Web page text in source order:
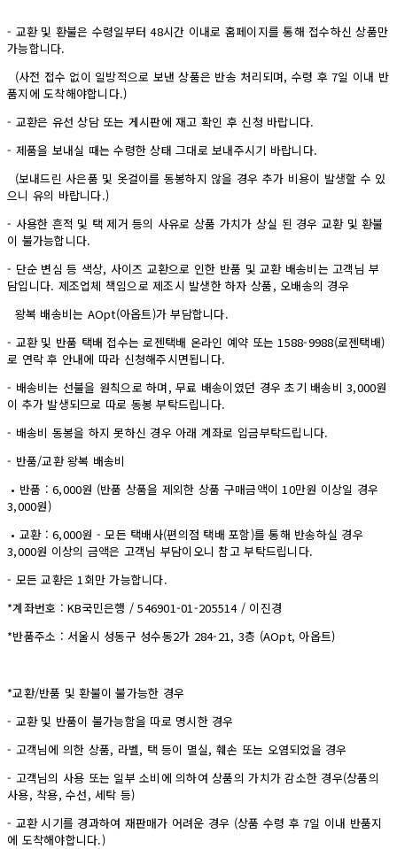
- 교환 및 환불은 수령일부터 48시간 이내로 홈페이지를 통해 접수하신 상품만
가능합니다.
(사전 접수 없이 일방적으로 보낸 상품은 반송 처리되며, 수령 후 7일 이내 반
품지에 도착해야합니다.)
- 교환은 유선 상담 또는 게시판에 재고 확인 후 신청 바랍니다.
- 제품을 보내실 때는 수령한 상태 그대로 보내주시기 바랍니다.
(보내드린 사은품 및 옷걸이를 동봉하지 않을 경우 추가 비용이 발생할 수 있
으니 유의 바랍니다.)
- 사용한 흔적 및 택 제거 등의 사유로 상품 가치가 상실 된 경우 교환 및 환불
이 불가능합니다.
- 단순 변심 등 색상, 사이즈 교환으로 인한 반품 및 교환 배송비는 고객님 부
담입니다. 제조업체 책임으로 제조시 발생한 하자 상품, 오배송의 경우
왕복 배송비는 AOpt(아옵트)가 부담합니다.
- 교환 및 반품 택배 접수는 로젠택배 온라인 예약 또는 1588-9988(로젠택배)
로 연락 후 안내에 따라 신청해주시면됩니다.
- 배송비는 선불을 원칙으로 하며, 무료 배송이였던 경우 초기 배송비 3,000원
이 추가 발생되므로 따로 동봉 부탁드립니다.
- 배송비 동봉을 하지 못하신 경우 아래 계좌로 입금부탁드립니다.
- 반품/교환 왕복 배송비
• 반품 : 6,000원 (반품 상품을 제외한 상품 구매금액이 10만원 이상일 경우
3,000원)
• 교환 : 6,000원 - 모든 택배사(편의점 택배 포함)를 통해 반송하실 경우
3,000원 이상의 금액은 고객님 부담이오니 참고 부탁드립니다.
- 모든 교환은 1회만 가능합니다.
*계좌번호 : KB국민은행 / 546901-01-205514 / 이진경
*반품주소 : 서울시 성동구 성수동2가 284-21, 3층 (AOpt, 아옵트)
*교환/반품 및 환불이 불가능한 경우
- 교환 및 반품이 불가능함을 따로 명시한 경우
- 고객님에 의한 상품, 라벨, 택 등이 멸실, 훼손 또는 오염되었을 경우
- 고객님의 사용 또는 일부 소비에 의하여 상품의 가치가 감소한 경우(상품의
사용, 착용, 수선, 세탁 등)
- 교환 시기를 경과하여 재판매가 어려운 경우 (상품 수령 후 7일 이내 반품지
에 도착해야합니다.)